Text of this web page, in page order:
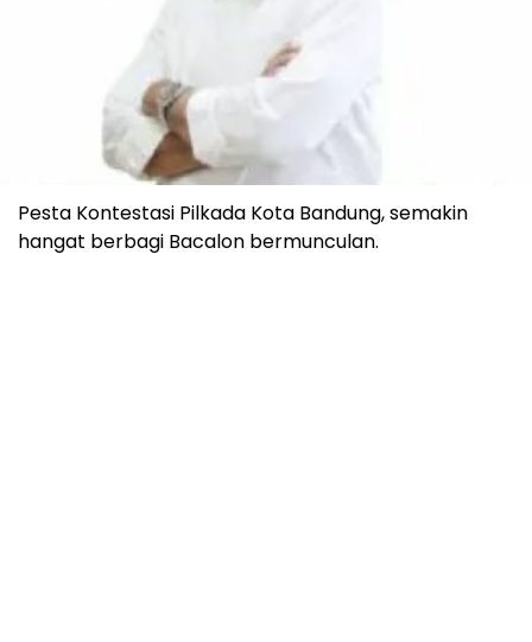
Pesta Kontestasi Pilkada Kota Bandung, semakin
hangat berbagi Bacalon bermunculan.